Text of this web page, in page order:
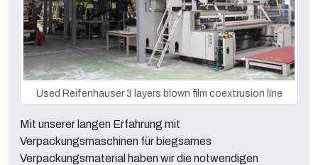
Used Reifenhauser 3 layers blown film coextrusion line
Mit unserer langen Erfahrung mit
Verpackungsmaschinen für biegsames
Verpackungsmaterial haben wir die notwendigen